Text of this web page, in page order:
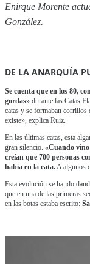
Enirque Morente
González.
DE LA ANARQUÍA
Se cuenta que en los 80,
gordas» durante las Catas
catas y se formaban corrillos
existe», explica Ruiz.
En las últimas catas, esta
gran silencio. «Cuando
creían que 700 personas
había en la cata.A algunos
Esta evolución se ha ido
que en una de las primeras
en las botas estaba escrito: